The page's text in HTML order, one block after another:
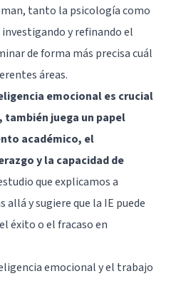
tanto la psicología como
y refinando el
de forma más precisa cuál
áreas.
emocional es crucial
juega un papel
académico, el
y la capacidad de
que explicamos a
y sugiere que la IE puede
éxito o el fracaso en
emocional y el trabajo